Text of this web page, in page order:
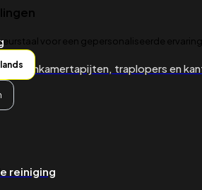
woonkamertapijten, traplopers en
reiniging
voor een gepersonaliseerde